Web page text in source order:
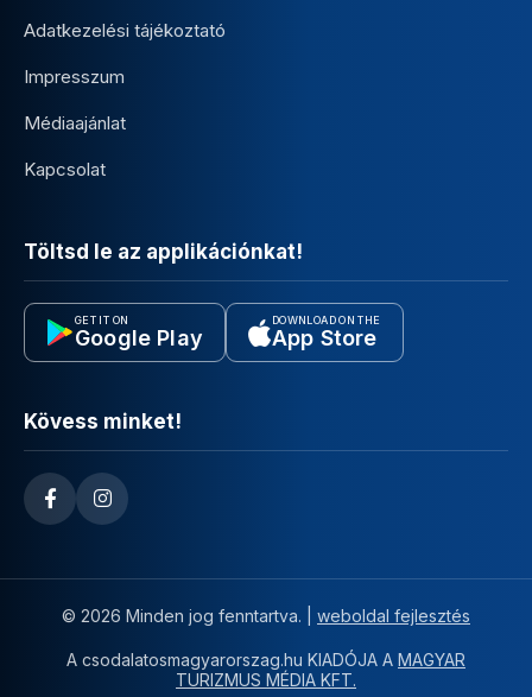
Adatkezelési tájékoztató
Impresszum
Médiaajánlat
Kapcsolat
Töltsd le az applikációnkat!
GET IT ON
Google Play
DOWNLOAD ON THE
App Store
Kövess minket!
© 2026 Minden jog fenntartva. | weboldal fejlesztés
A csodalatosmagyarorszag.hu KIADÓJA A MAGYAR
TURIZMUS MÉDIA KFT.